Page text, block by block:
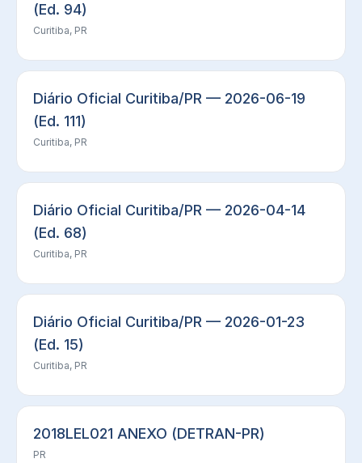
(Ed. 94)
Curitiba, PR
Diário Oficial Curitiba/PR — 2026-06-19
(Ed. 111)
Curitiba, PR
Diário Oficial Curitiba/PR — 2026-04-14
(Ed. 68)
Curitiba, PR
Diário Oficial Curitiba/PR — 2026-01-23
(Ed. 15)
Curitiba, PR
2018LEL021 ANEXO (DETRAN-PR)
PR